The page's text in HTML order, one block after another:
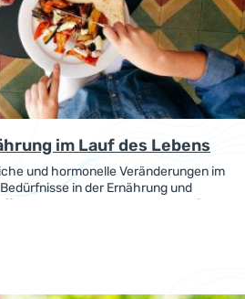
im Lauf des Lebens
und hormonelle Veränderungen im
in der Ernährung und
Eine US-amerikanische Konferenz
von Frauen gewidmet, die
vorgestellt.